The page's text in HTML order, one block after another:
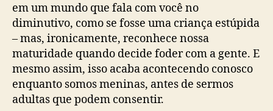
em um mundo que fala com você no
diminutivo, como se fosse uma criança estúpida
– mas, ironicamente, reconhece nossa
maturidade quando decide foder com a gente. E
mesmo assim, isso acaba acontecendo conosco
enquanto somos meninas, antes de sermos
adultas que podem consentir.